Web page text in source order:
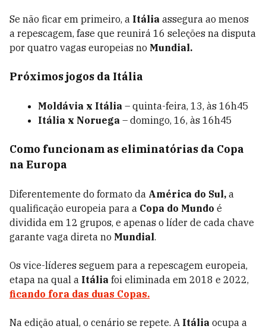
Se não ficar em primeiro, a Itália assegura ao menos
a repescagem, fase que reunirá 16 seleções na disputa
por quatro vagas europeias no Mundial.
Próximos jogos da Itália
Moldávia x Itália – quinta-feira, 13, às 16h45
Itália x Noruega – domingo, 16, às 16h45
Como funcionam as eliminatórias da Copa
na Europa
Diferentemente do formato da América do Sul, a
qualificação europeia para a Copa do Mundo é
dividida em 12 grupos, e apenas o líder de cada chave
garante vaga direta no Mundial.
Os vice-líderes seguem para a repescagem europeia,
etapa na qual a Itália foi eliminada em 2018 e 2022,
ficando fora das duas Copas.
Na edição atual, o cenário se repete. A Itália ocupa a